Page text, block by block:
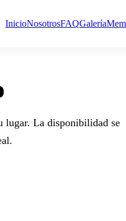
InicioNosotrosFAQGalería
lugar. La disponibilidad se